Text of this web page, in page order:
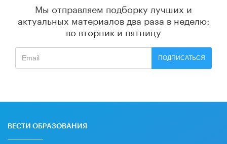
Мы отправляем подборку лучших и
актуальных материалов два раза в неделю:
во вторник и пятницу
ПОДПИСАТЬСЯ
ВЕСТИ ОБРАЗОВАНИЯ